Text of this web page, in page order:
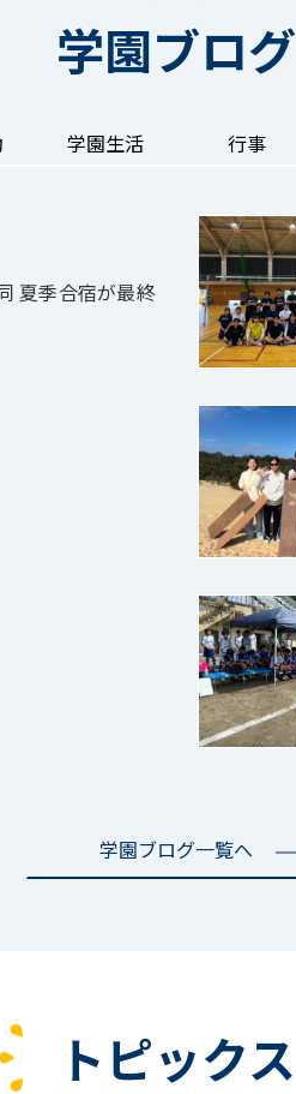
学園ブログ
学園生活 行事
夏季合宿が最終
学園ブログ一覧へ
トピックス